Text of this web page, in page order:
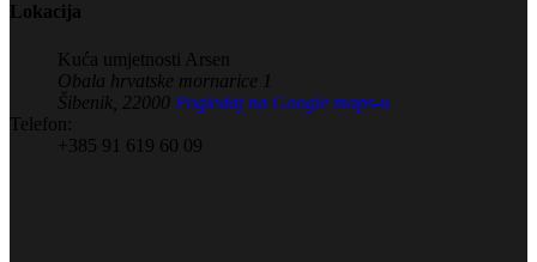
Lokacija
Kuća umjetnosti Arsen
Obala hrvatske mornarice 1
Šibenik
22000 Pogledaj na Google maps-u
Telefon:
+385 91 619 60 09